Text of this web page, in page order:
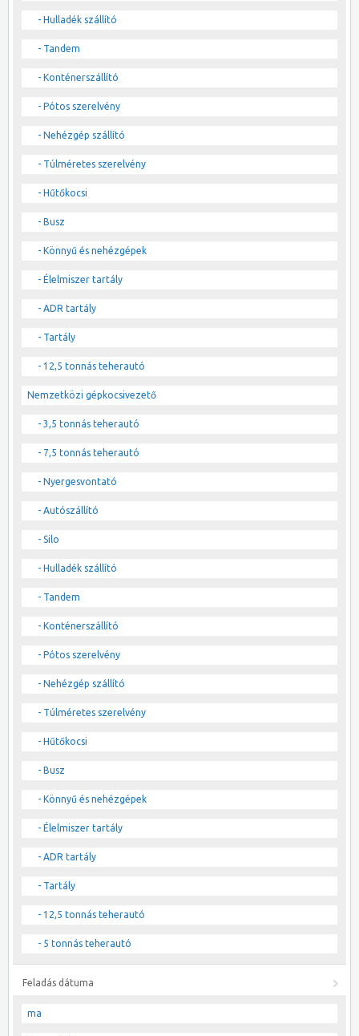
- Hulladék szállító
- Tandem
- Konténerszállító
- Pótos szerelvény
- Nehézgép szállító
- Túlméretes szerelvény
- Hűtőkocsi
- Busz
- Könnyű és nehézgépek
- Élelmiszer tartály
- ADR tartály
- Tartály
- 12,5 tonnás teherautó
Nemzetközi gépkocsivezető
- 3,5 tonnás teherautó
- 7,5 tonnás teherautó
- Nyergesvontató
- Autószállító
- Silo
- Hulladék szállító
- Tandem
- Konténerszállító
- Pótos szerelvény
- Nehézgép szállító
- Túlméretes szerelvény
- Hűtőkocsi
- Busz
- Könnyű és nehézgépek
- Élelmiszer tartály
- ADR tartály
- Tartály
- 12,5 tonnás teherautó
- 5 tonnás teherautó
Feladás dátuma
ma